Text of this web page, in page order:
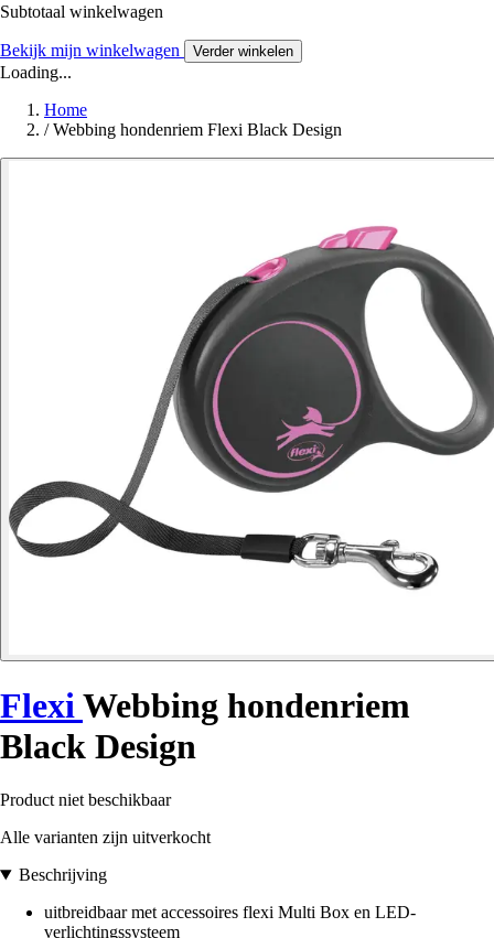
Subtotaal winkelwagen
Bekijk mijn winkelwagen Verder winkelen
Loading...
Home
/ Webbing hondenriem Flexi Black Design
Flexi Webbing hondenriem
Black Design
Product niet beschikbaar
Alle varianten zijn uitverkocht
Beschrijving
uitbreidbaar met accessoires flexi Multi Box en LED-
verlichtingssysteem